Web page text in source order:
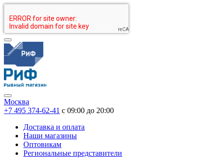
Москва
+7 495 374-62-41 c 09:00 до 20:00
Доставка и оплата
Наши магазины
Оптовикам
Региональные представители